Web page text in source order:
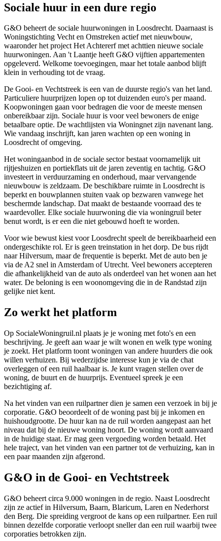
Sociale huur in een dure regio
G&O beheert de sociale huurwoningen in Loosdrecht. Daarnaast is
Woningstichting Vecht en Omstreken actief met nieuwbouw,
waaronder het project Het Achtererf met achttien nieuwe sociale
huurwoningen. Aan 't Laantje heeft G&O vijftien appartementen
opgeleverd. Welkome toevoegingen, maar het totale aanbod blijft
klein in verhouding tot de vraag.
De Gooi- en Vechtstreek is een van de duurste regio's van het land.
Particuliere huurprijzen lopen op tot duizenden euro's per maand.
Koopwoningen gaan voor bedragen die voor de meeste mensen
onbereikbaar zijn. Sociale huur is voor veel bewoners de enige
betaalbare optie. De wachtlijsten via Woningnet zijn navenant lang.
Wie vandaag inschrijft, kan jaren wachten op een woning in
Loosdrecht of omgeving.
Het woningaanbod in de sociale sector bestaat voornamelijk uit
rijtjeshuizen en portiekflats uit de jaren zeventig en tachtig. G&O
investeert in verduurzaming en onderhoud, maar vervangende
nieuwbouw is zeldzaam. De beschikbare ruimte in Loosdrecht is
beperkt en bouwplannen stuiten vaak op bezwaren vanwege het
beschermde landschap. Dat maakt de bestaande voorraad des te
waardevoller. Elke sociale huurwoning die via woningruil beter
benut wordt, is er een die niet gebouwd hoeft te worden.
Voor wie bewust kiest voor Loosdrecht speelt de bereikbaarheid een
ondergeschikte rol. Er is geen treinstation in het dorp. De bus rijdt
naar Hilversum, maar de frequentie is beperkt. Met de auto ben je
via de A2 snel in Amsterdam ofUtrecht. Veel bewoners accepteren
die afhankelijkheid van de auto als onderdeel van het wonen aan het
water. De beloning is een woonomgeving die in de Randstad zijn
gelijke niet kent.
Zo werkt het platform
Op SocialeWoningruil.nl plaats je je woning met foto's en een
beschrijving. Je geeft aan waar je wilt wonen en welk type woning
je zoekt. Het platform toont woningen van andere huurders die ook
willen verhuizen. Bij wederzijdse interesse kun je via de chat
overleggen of een ruil haalbaar is. Je kunt vragen stellen over de
woning, de buurt en de huurprijs. Eventueel spreek je een
bezichtiging af.
Na het vinden van een ruilpartner dien je samen een verzoek in bij je
corporatie. G&O beoordeelt of de woning past bij je inkomen en
huishoudgrootte. De huur kan na de ruil worden aangepast aan het
niveau dat bij de nieuwe woning hoort. De woning wordt aanvaard
in de huidige staat. Er mag geen vergoeding worden betaald. Het
hele traject, van het vinden van een partner tot de verhuizing, kan in
een paar maanden zijn afgerond.
G&O in de Gooi- en Vechtstreek
G&O beheert circa 9.000 woningen in de regio. Naast Loosdrecht
zijn ze actief in Hilversum, Baarn, Blaricum, Laren en Nederhorst
den Berg. Die spreiding vergroot de kans op een ruilpartner. Een ruil
binnen dezelfde corporatie verloopt sneller dan een ruil waarbij twee
corporaties betrokken zijn.